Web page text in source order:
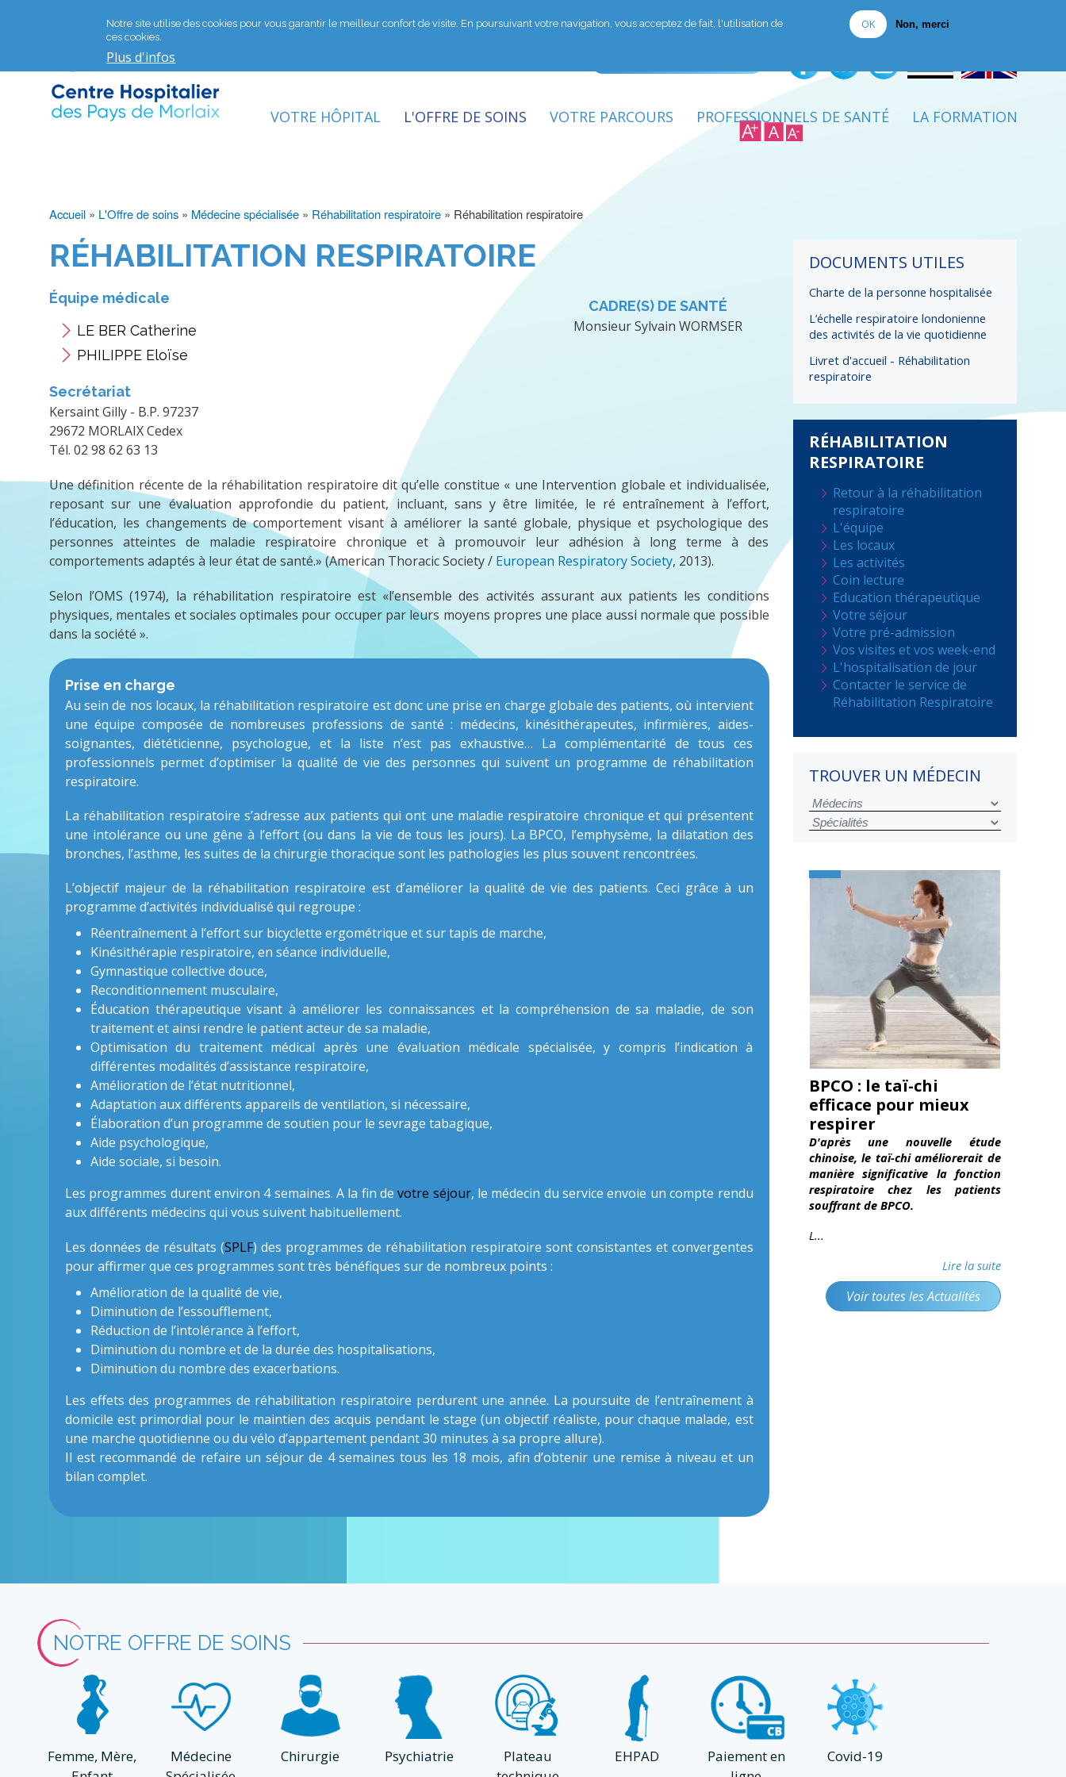
Notre site utilise des cookies pour vous garantir le meilleur confort de visite. En poursuivant votre navigation, vous acceptez de fait, l'utilisation de
ces cookies.
Plus d'infos
OK Non, merci
contenu
Je fais un don
VOTRE HÔPITAL L'OFFRE DE SOINS VOTRE PARCOURS PROFESSIONNELS DE SANTÉ LA FORMATION
d'Ariane
Accueil L'Offre de soins Médecine spécialisée Réhabilitation respiratoire Réhabilitation respiratoire
RÉHABILITATION RESPIRATOIRE
CADRE(S) DE SANTÉ
Monsieur Sylvain WORMSER
Équipe médicale
LE BER Catherine
PHILIPPE Eloïse
Secrétariat
Kersaint Gilly - B.P. 97237
29672 MORLAIX Cedex
Tél. 02 98 62 63 13
Une définition récente de la réhabilitation respiratoire dit qu’elle constitue « une Intervention globale et individualisée,
reposant sur une évaluation approfondie du patient, incluant, sans y être limitée, le ré entraînement à l’effort,
l’éducation, les changements de comportement visant à améliorer la santé globale, physique et psychologique des
personnes atteintes de maladie respiratoire chronique et à promouvoir leur adhésion à long terme à des
comportements adaptés à leur état de santé.» (American Thoracic Society / European Respiratory Society, 2013).
Selon l’OMS (1974), la réhabilitation respiratoire est «l’ensemble des activités assurant aux patients les conditions
physiques, mentales et sociales optimales pour occuper par leurs moyens propres une place aussi normale que possible
dans la société ».
Prise en charge
Au sein de nos locaux, la réhabilitation respiratoire est donc une prise en charge globale des patients, où intervient
une équipe composée de nombreuses professions de santé : médecins, kinésithérapeutes, infirmières, aides-
soignantes, diététicienne, psychologue, et la liste n’est pas exhaustive… La complémentarité de tous ces
professionnels permet d’optimiser la qualité de vie des personnes qui suivent un programme de réhabilitation
respiratoire.
La réhabilitation respiratoire s’adresse aux patients qui ont une maladie respiratoire chronique et qui présentent
une intolérance ou une gêne à l’effort (ou dans la vie de tous les jours). La BPCO, l’emphysème, la dilatation des
bronches, l’asthme, les suites de la chirurgie thoracique sont les pathologies les plus souvent rencontrées.
L’objectif majeur de la réhabilitation respiratoire est d’améliorer la qualité de vie des patients. Ceci grâce à un
programme d’activités individualisé qui regroupe :
Réentraînement à l’effort sur bicyclette ergométrique et sur tapis de marche,
Kinésithérapie respiratoire, en séance individuelle,
Gymnastique collective douce,
Reconditionnement musculaire,
Éducation thérapeutique visant à améliorer les connaissances et la compréhension de sa maladie, de son
traitement et ainsi rendre le patient acteur de sa maladie,
Optimisation du traitement médical après une évaluation médicale spécialisée, y compris l’indication à
différentes modalités d’assistance respiratoire,
Amélioration de l’état nutritionnel,
Adaptation aux différents appareils de ventilation, si nécessaire,
Élaboration d’un programme de soutien pour le sevrage tabagique,
Aide psychologique,
Aide sociale, si besoin.
Les programmes durent environ 4 semaines. A la fin devotre séjour, le médecin du service envoie un compte rendu
aux différents médecins qui vous suivent habituellement.
Les données de résultats (SPLF) des programmes de réhabilitation respiratoire sont consistantes et convergentes
pour affirmer que ces programmes sont très bénéfiques sur de nombreux points :
Amélioration de la qualité de vie,
Diminution de l’essoufflement,
Réduction de l’intolérance à l’effort,
Diminution du nombre et de la durée des hospitalisations,
Diminution du nombre des exacerbations.
Les effets des programmes de réhabilitation respiratoire perdurent une année. La poursuite de l’entraînement à
domicile est primordial pour le maintien des acquis pendant le stage (un objectif réaliste, pour chaque malade, est
une marche quotidienne ou du vélo d’appartement pendant 30 minutes à sa propre allure).
Il est recommandé de refaire un séjour de 4 semaines tous les 18 mois, afin d’obtenir une remise à niveau et un
bilan complet.
DOCUMENTS UTILES
Charte de la personne hospitalisée
L’échelle respiratoire londonienne
des activités de la vie quotidienne
Livret d'accueil - Réhabilitation
respiratoire
RÉHABILITATION
RESPIRATOIRE
Retour à la réhabilitation
respiratoire
L'équipe
Les locaux
Les activités
Coin lecture
Education thérapeutique
Votre séjour
Votre pré-admission
Vos visites et vos week-end
L'hospitalisation de jour
Contacter le service de
Réhabilitation Respiratoire
TROUVER UN MÉDECIN
BPCO : le taï-chi
efficace pour mieux
respirer
D'après une nouvelle étude
chinoise, le taï-chi améliorerait de
manière significative la fonction
respiratoire chez les patients
souffrant de BPCO.
L...
Lire la suite
Voir toutes les Actualités
NOTRE OFFRE DE SOINS
Femme, Mère,
Médecine
Chirurgie Psychiatrie
Plateau
EHPAD
Paiement en
Covid-19